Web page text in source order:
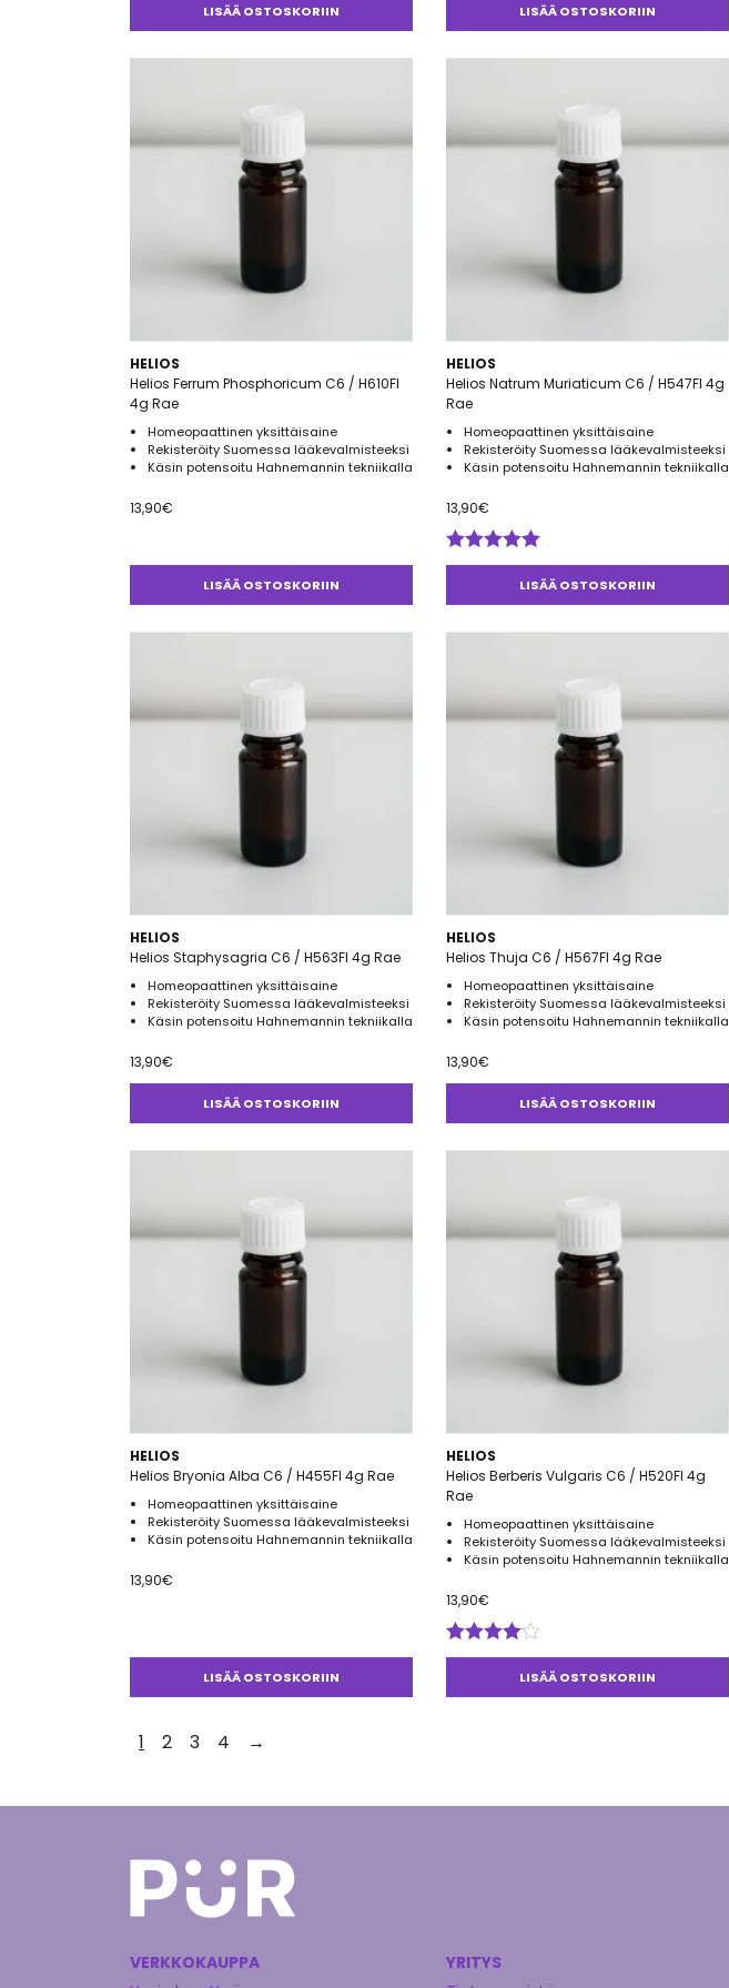
LISÄÄ OSTOSKORIIN LISÄÄ OSTOSKORIIN
HELIOS
Helios Ferrum Phosphoricum C6 / H610FI
4g Rae
Homeopaattinen yksittäisaine
Rekisteröity Suomessa lääkevalmisteeksi
Käsin potensoitu Hahnemannin tekniikalla
13,90€
LISÄÄ OSTOSKORIIN
HELIOS
Helios Natrum Muriaticum C6 / H547FI 4g
Rae
Homeopaattinen yksittäisaine
Rekisteröity Suomessa lääkevalmisteeksi
Käsin potensoitu Hahnemannin tekniikalla
13,90€
Arvostelu
tuotteesta:LISÄÄ OSTOSKORIIN
HELIOS
Helios Staphysagria C6 / H563FI 4g Rae
Homeopaattinen yksittäisaine
Rekisteröity Suomessa lääkevalmisteeksi
Käsin potensoitu Hahnemannin tekniikalla
13,90€
LISÄÄ OSTOSKORIIN
HELIOS
Helios Thuja C6 / H567FI 4g Rae
Homeopaattinen yksittäisaine
Rekisteröity Suomessa lääkevalmisteeksi
Käsin potensoitu Hahnemannin tekniikalla
13,90€
LISÄÄ OSTOSKORIIN
HELIOS
Helios Bryonia Alba C6 / H455FI 4g Rae
Homeopaattinen yksittäisaine
Rekisteröity Suomessa lääkevalmisteeksi
Käsin potensoitu Hahnemannin tekniikalla
13,90€
LISÄÄ OSTOSKORIIN
HELIOS
Helios Berberis Vulgaris C6 / H520FI 4g
Rae
Homeopaattinen yksittäisaine
Rekisteröity Suomessa lääkevalmisteeksi
Käsin potensoitu Hahnemannin tekniikalla
13,90€
Arvostelu
tuotteesta:LISÄÄ OSTOSKORIIN
1 2 3 4 →
VERKKOKAUPPA
YRITYS